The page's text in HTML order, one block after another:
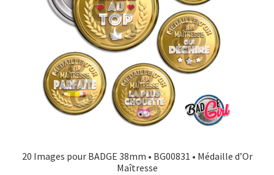
20 Images pour BADGE 38mm • BG00831 • Médaille d’Or
Maîtresse